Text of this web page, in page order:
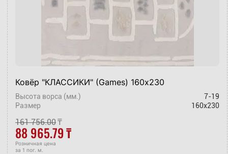
Ковёр "КЛАССИКИ" (Games) 160х230
Высота ворса (мм.)
7-19
Размер
160x230
161 756.00₸
88 965.79₸
Розничная цена
за 1 пог. м.